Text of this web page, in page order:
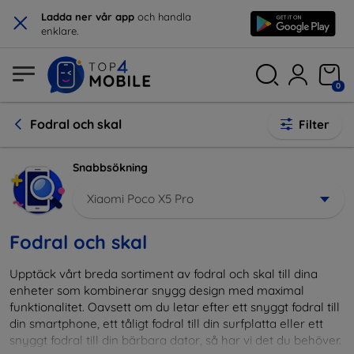
× Ladda ner vår app och handla
enklare.
0
Fodral och skal Filter
Snabbsökning
Xiaomi Poco X5 Pro
Fodral och skal
Upptäck vårt breda sortiment av fodral och skal till dina
enheter som kombinerar snygg design med maximal
funktionalitet. Oavsett om du letar efter ett snyggt fodral till
din smartphone, ett tåligt fodral till din surfplatta eller ett
snyggt fodral till din bärbara dator, så har vi det du behöver.